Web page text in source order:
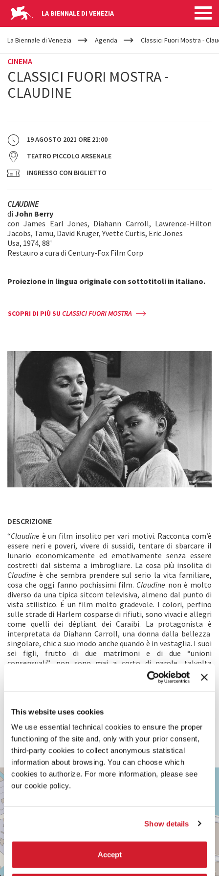
This website uses cookies
We use essential technical cookies to ensure the proper
functioning of the site and, only with your prior consent,
third-party cookies to collect anonymous statistical
information about browsing. You can choose which
cookies to authorize. For more information, please see
our cookie policy.
Show details
Accept
LA BIENNALE DI VENEZIA
YOUR
ARE
La Biennale di Venezia Agenda Classici Fuori Mostra -
CINEMA
CLASSICI FUORI MOSTRA -
CLAUDINE
19 AGOSTO 2021 ORE 21:00
TEATRO PICCOLO ARSENALE
INGRESSO CON BIGLIETTO
CLAUDINE
di John Berry
con James Earl Jones, Diahann Carroll, Lawrence-Hilton
Jacobs, Tamu, David Kruger, Yvette Curtis, Eric Jones
Usa, 1974, 88'
Restauro a cura di Century-Fox Film Corp
Proiezione in lingua originale con sottotitoli in italiano.
SCOPRI DI PIÙ SU CLASSICI FUORI MOSTRA
DESCRIZIONE
“Claudine è un film insolito per vari motivi. Racconta com’è
essere neri e poveri, vivere di sussidi, tentare di sbarcare il
lunario economicamente ed emotivamente senza essere
costretti dal sistema a imbrogliare. La cosa più insolita di
Claudine è che sembra prendere sul serio la vita familiare,
cosa che oggi fanno pochissimi film. Claudine non è molto
diverso da una tipica sitcom televisiva, almeno dal punto di
vista stilistico. É un film molto gradevole. I colori, perfino
sulle strade di Harlem cosparse di rifiuti, sono vivaci e allegri
come quelli dei dépliant dei Caraibi. La protagonista è
interpretata da Diahann Carroll, una donna dalla bellezza
singolare, chic a suo modo anche quando è in vestaglia. I suoi
sei figli, frutto di due matrimoni e di due “unioni
consensuali”, non sono mai a corto di parole, talvolta
brutalmente schiette ma molto spesso esilaranti, un po’
come quelle che i ragazzini in carne e ossa sognano di
che da spessore a una forma popolare. É anche il primo film
raccontare le speranze, le lotte, le sconfitte e le frustrazioni
di persone che non siano superpoliziotti, supermusicisti,
superstalloni o superspacciatori”. (Vincent Canby)
TEATRO
PICCOLO
ARSENALE
SESTIERE
CASTELLO
CAMPO
DELLA
TANA,
2169/F
VENEZIA